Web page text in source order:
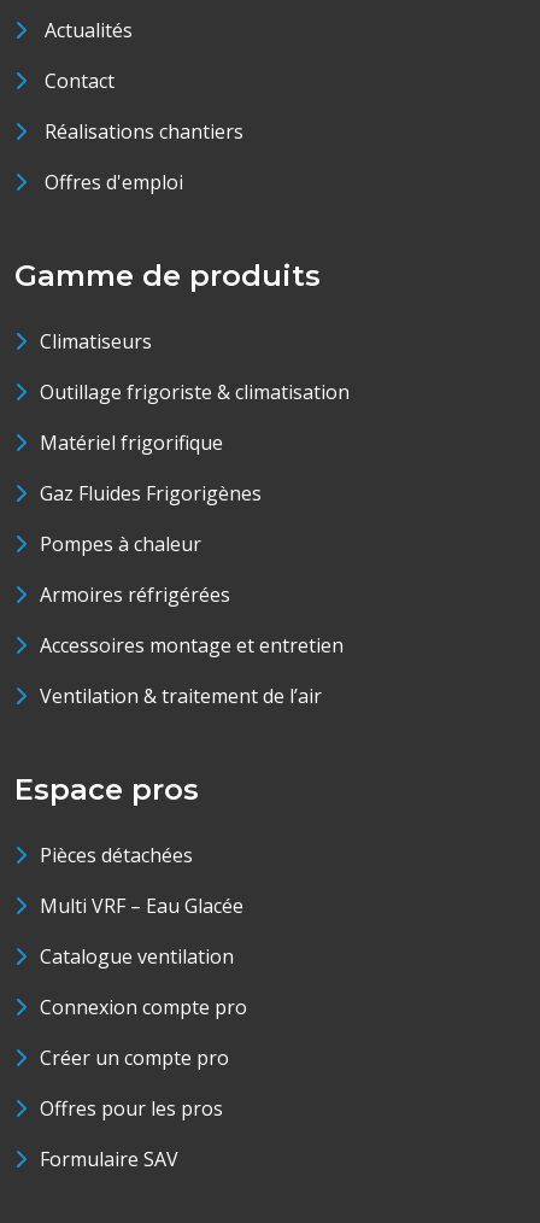
Actualités
Contact
Réalisations chantiers
Offres d'emploi
Gamme de produits
Climatiseurs
Outillage frigoriste & climatisation
Matériel frigorifique
Gaz Fluides Frigorigènes
Pompes à chaleur
Armoires réfrigérées
Accessoires montage et entretien
Ventilation & traitement de l’air
Espace pros
Pièces détachées
Multi VRF – Eau Glacée
Catalogue ventilation
Connexion compte pro
Créer un compte pro
Offres pour les pros
Formulaire SAV